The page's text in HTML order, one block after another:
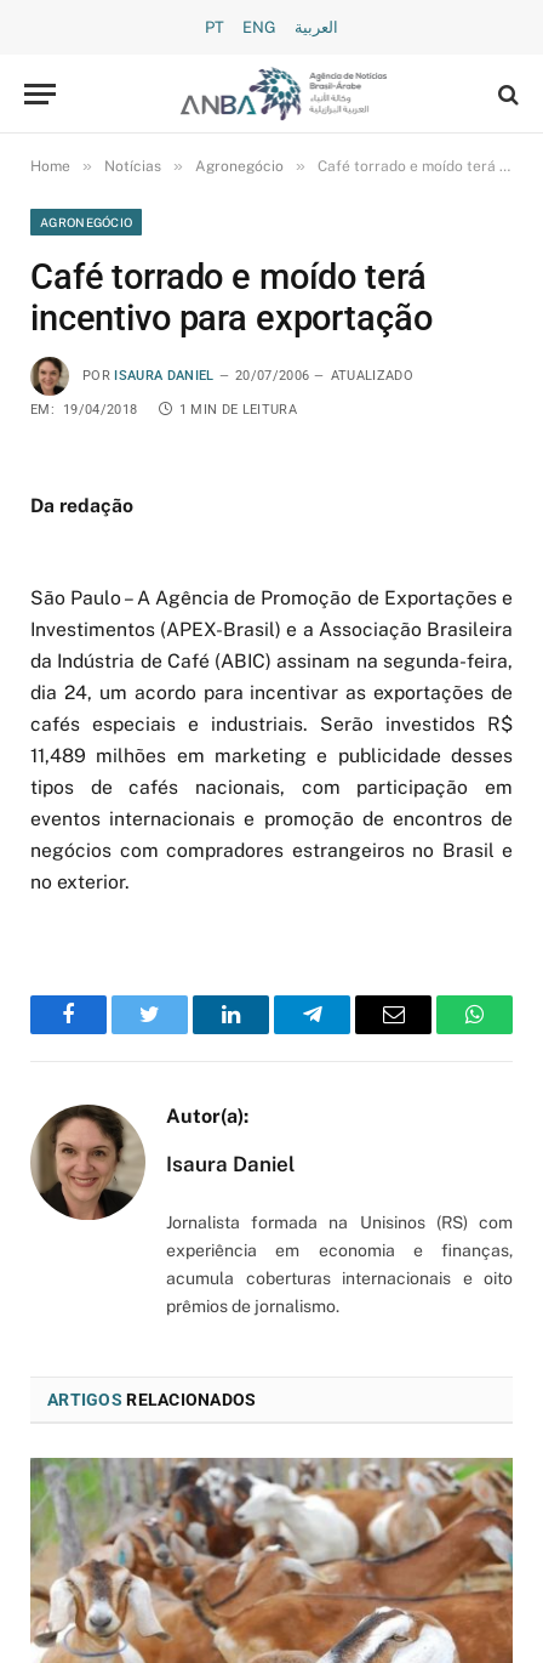
PT ENG العربية
Home » Notícias » Agronegócio » Café torrado e moído terá incentivo para exportação
AGRONEGÓCIO
Café torrado e moído terá
incentivo para exportação
POR ISAURA DANIEL 20/07/2006 ATUALIZADO
EM: 19/04/2018 1 MIN DE LEITURA
Da redação
São Paulo – A Agência de Promoção de Exportações e
Investimentos (APEX-Brasil) e a Associação Brasileira
da Indústria de Café (ABIC) assinam na segunda-feira,
dia 24, um acordo para incentivar as exportações de
cafés especiais e industriais. Serão investidos R$
11,489 milhões em marketing e publicidade desses
tipos de cafés nacionais, com participação em
eventos internacionais e promoção de encontros de
negócios com compradores estrangeiros no Brasil e
no exterior.
FacebookTwitter LinkedInTelegramEmail
Isaura Daniel
Jornalista formada na Unisinos (RS) com
experiência em economia e finanças,
acumula coberturas internacionais e oito
prêmios de jornalismo.
ARTIGOS RELACIONADOS